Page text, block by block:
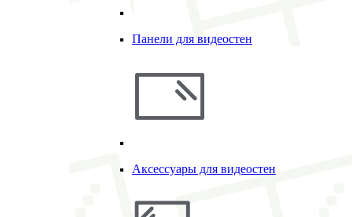
Панели для видеостен
Аксессуары для видеостен